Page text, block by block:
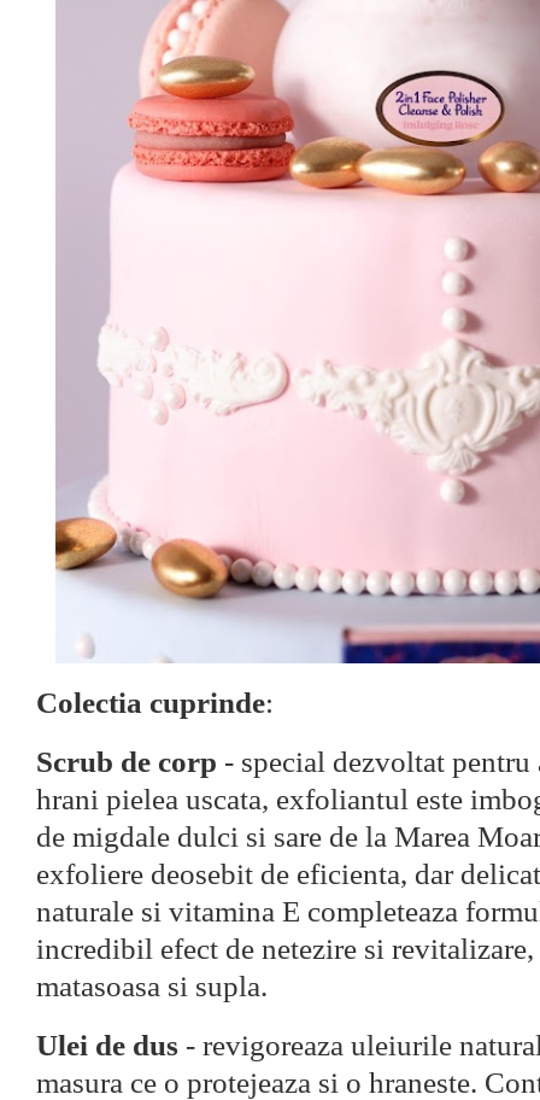
Colectia cuprinde:
Scrub de corp - special dezvoltat pentru
hrani pielea uscata, exfoliantul este
de migdale dulci si sare de la Marea
exfoliere deosebit de eficienta, dar
naturale si vitamina E completeaza
incredibil efect de netezire si revitalizare,
matasoasa si supla.
Ulei de dus - revigoreaza uleiurile
masura ce o protejeaza si o hraneste.